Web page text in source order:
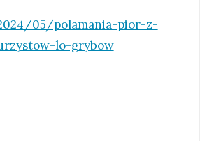
05/polamania-pior-z-
lo-grybow